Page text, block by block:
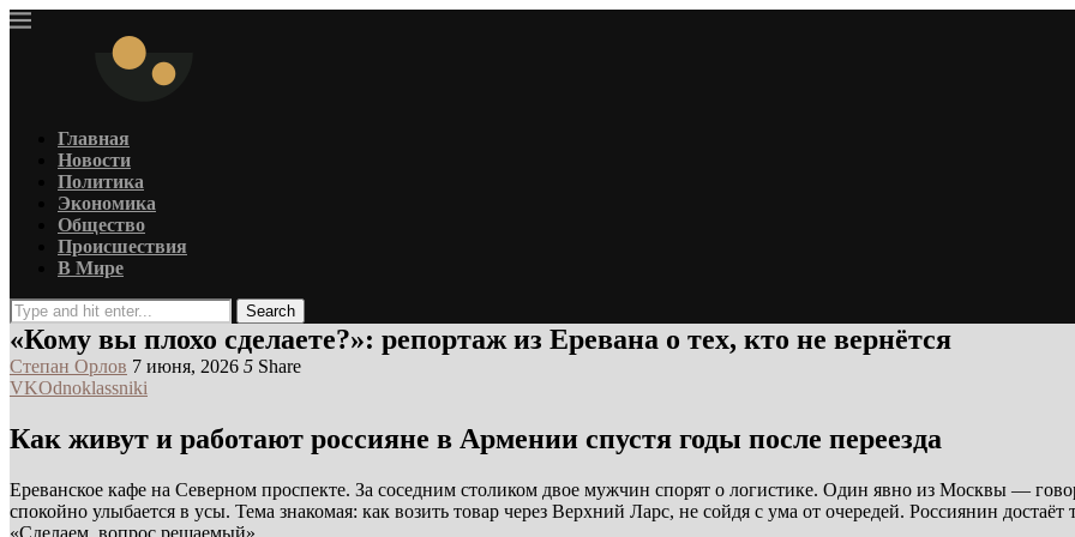
Главная
Новости
Политика
Экономика
Общество
Происшествия
В Мире
Search
«Кому вы плохо сделаете?»: репортаж из Еревана о тех, кто не вернётся
Степан Орлов 7 июня, 2026 5 Share
VKOdnoklassniki
Как живут и работают россияне в Армении спустя годы после переезда
Ереванское кафе на Северном проспекте. За соседним столиком двое мужчин спорят о логистике. Один явно из Москвы —
спокойно улыбается в усы. Тема знакомая: как возить товар через Верхний Ларс, не сойдя с ума от очередей. Россиянин
«Сделаем, вопрос решаемый».